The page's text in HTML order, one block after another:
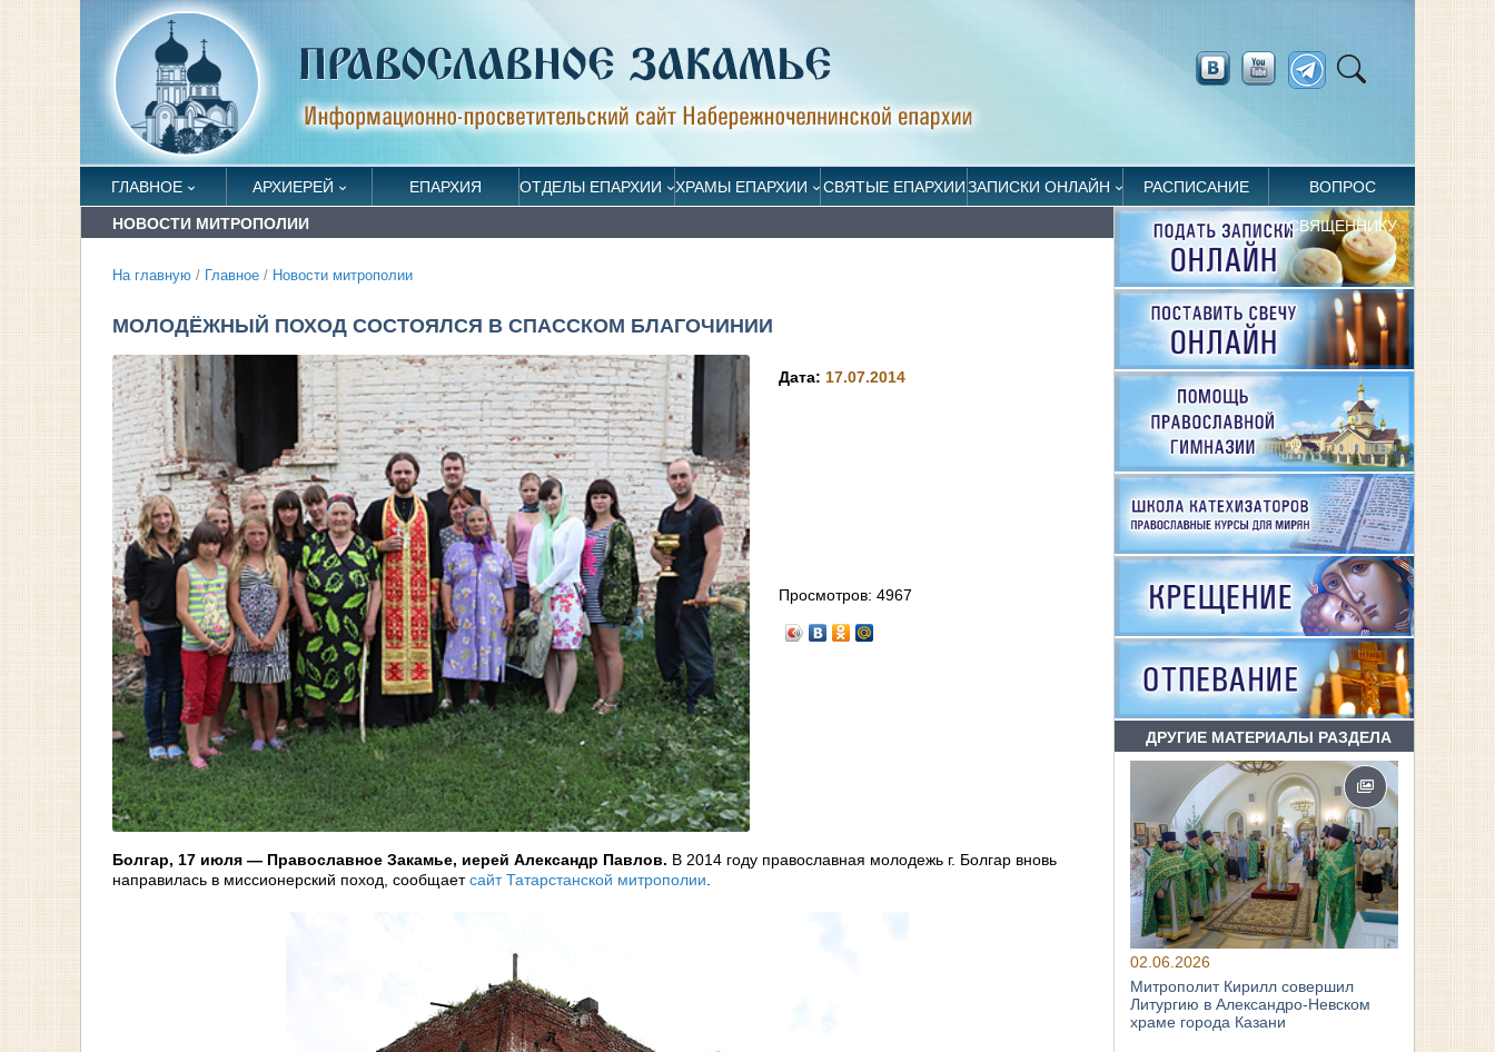
ГЛАВНОЕ АРХИЕРЕЙ ЕПАРХИЯ ОТДЕЛЫ ЕПАРХИИ ХРАМЫ ЕПАРХИИ СВЯТЫЕ ЕПАРХИИЗАПИСКИ ОНЛАЙН РАСПИСАНИЕ ВОПРОС
СВЯЩЕННИКУ
НОВОСТИ МИТРОПОЛИИ
На главную / Главное / Новости митрополии
МОЛОДЁЖНЫЙ ПОХОД СОСТОЯЛСЯ В СПАССКОМ БЛАГОЧИНИИ
Дата: 17.07.2014
Просмотров:4967
Болгар, 17 июля — Православное Закамье, иерей Александр Павлов. В 2014 году православная молодежь г. Болгар вновь
направилась в миссионерский поход, сообщаетсайт Татарстанской митрополии.
ДРУГИЕ МАТЕРИАЛЫ РАЗДЕЛА
02.06.2026
Митрополит Кирилл совершил
Литургию в Александро-Невском
храме города Казани